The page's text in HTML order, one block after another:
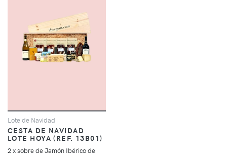
Lote de Navidad
CESTA DE NAVIDAD
LOTE HOYA (REF. 13B01)
2 x sobre de Jamón Ibérico de